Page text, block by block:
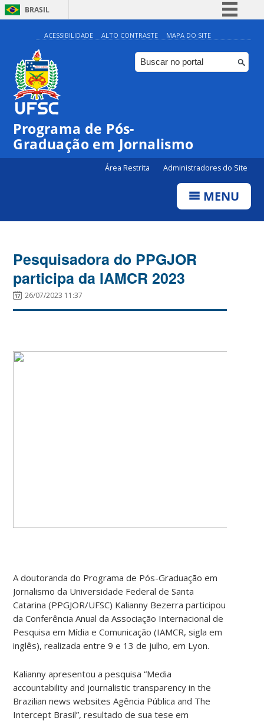
BRASIL
Simplifique!
Comunica BR
Participe
ACESSIBILIDADE ALTO CONTRASTE MAPA DO SITE
Programa de Pós-
Graduação em Jornalismo
Área Restrita Administradores do Site
MENU
Pesquisadora do PPGJOR
participa da IAMCR 2023
26/07/2023 11:37
A doutoranda do Programa de Pós-Graduação em
Jornalismo da Universidade Federal de Santa
Catarina (PPGJOR/UFSC) Kalianny Bezerra participou
da Conferência Anual da Associação Internacional de
Pesquisa em Mídia e Comunicação (IAMCR, sigla em
inglês), realizada entre 9 e 13 de julho, em Lyon.
Kalianny apresentou a pesquisa “Media
accountability and journalistic transparency in the
Brazilian news websites Agência Pública and The
Intercept Brasil”, resultado de sua tese em